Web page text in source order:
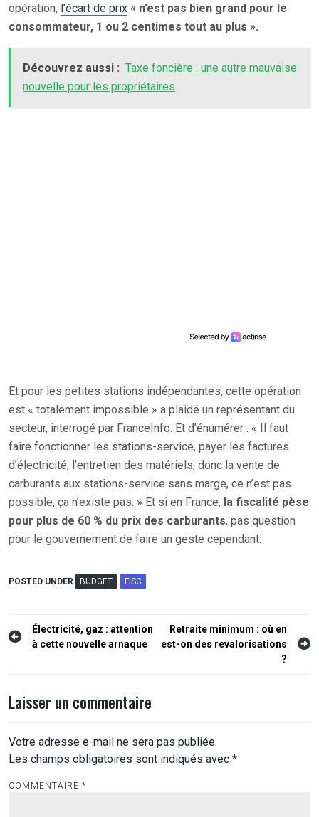
opération, l’écart de prix « n’est pas bien grand pour le
consommateur, 1 ou 2 centimes tout au plus ».
Découvrez aussi : Taxe foncière : une autre mauvaise
nouvelle pour les propriétaires
Et pour les petites stations indépendantes, cette opération
est « totalement impossible » a plaidé un représentant du
secteur, interrogé par FranceInfo. Et d’énumérer : « Il faut
faire fonctionner les stations-service, payer les factures
d’électricité, l’entretien des matériels, donc la vente de
carburants aux stations-service sans marge, ce n’est pas
possible, ça n’existe pas. » Et si en France, la fiscalité pèse
pour plus de 60 % du prix des carburants, pas question
pour le gouvernement de faire un geste cependant.
POSTED UNDER BUDGET FISC
Navigation
Électricité, gaz : attention
à cette nouvelle arnaque
Retraite minimum : où en
est-on des revalorisations
?
Laisser un commentaire
Votre adresse e-mail ne sera pas publiée.
Les champs obligatoires sont indiqués avec *
COMMENTAIRE *